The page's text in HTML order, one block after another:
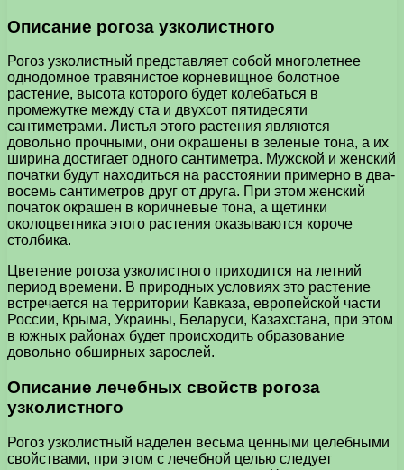
Описание рогоза узколистного
Рогоз узколистный представляет собой многолетнее
однодомное травянистое корневищное болотное
растение, высота которого будет колебаться в
промежутке между ста и двухсот пятидесяти
сантиметрами. Листья этого растения являются
довольно прочными, они окрашены в зеленые тона, а их
ширина достигает одного сантиметра. Мужской и женский
початки будут находиться на расстоянии примерно в два-
восемь сантиметров друг от друга. При этом женский
початок окрашен в коричневые тона, а щетинки
околоцветника этого растения оказываются короче
столбика.
Цветение рогоза узколистного приходится на летний
период времени. В природных условиях это растение
встречается на территории Кавказа, европейской части
России, Крыма, Украины, Беларуси, Казахстана, при этом
в южных районах будет происходить образование
довольно обширных зарослей.
Описание лечебных свойств рогоза
узколистного
Рогоз узколистный наделен весьма ценными целебными
свойствами, при этом с лечебной целью следует